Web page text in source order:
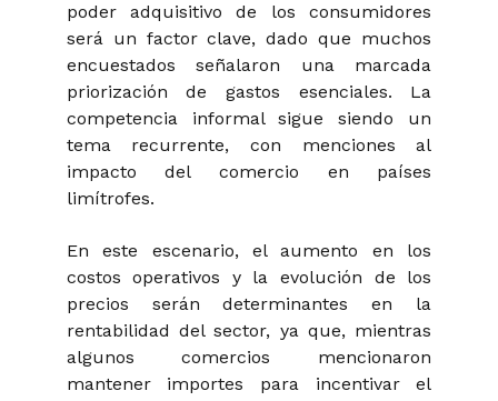
poder adquisitivo de los consumidores
será un factor clave, dado que muchos
encuestados señalaron una marcada
priorización de gastos esenciales. La
competencia informal sigue siendo un
tema recurrente, con menciones al
impacto del comercio en países
limítrofes.
En este escenario, el aumento en los
costos operativos y la evolución de los
precios serán determinantes en la
rentabilidad del sector, ya que, mientras
algunos comercios mencionaron
mantener importes para incentivar el